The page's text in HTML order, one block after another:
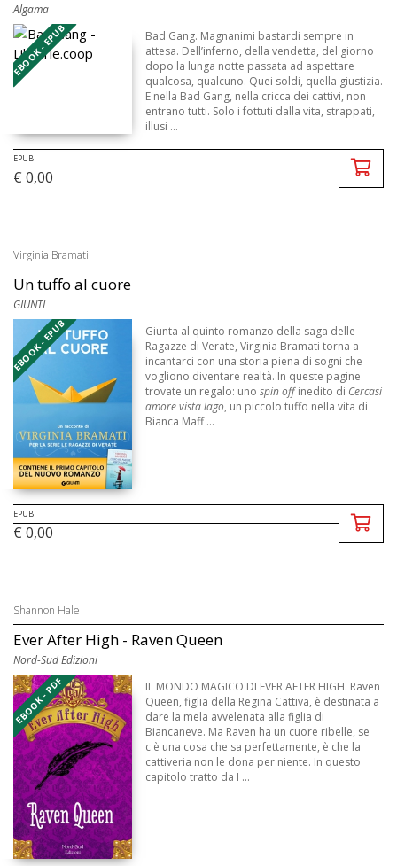
Algama
EBOOK - EPUB
Bad Gang. Magnanimi bastardi sempre in
attesa. Dell’inferno, della vendetta, del giorno
dopo la lunga notte passata ad aspettare
qualcosa, qualcuno. Quei soldi, quella giustizia.
E nella Bad Gang, nella cricca dei cattivi, non
entrano tutti. Solo i fottuti dalla vita, strappati,
illusi ...
EPUB
€ 0,00
Virginia Bramati
Un tuffo al cuore
GIUNTI
EBOOK - EPUB
Giunta al quinto romanzo della saga delle
Ragazze di Verate, Virginia Bramati torna a
incantarci con una storia piena di sogni che
vogliono diventare realtà. In queste pagine
trovate un regalo: unospin offinedito di Cercasi
amore vista lago, un piccolo tuffo nella vita di
Bianca Maff ...
EPUB
€ 0,00
Shannon Hale
Ever After High - Raven Queen
Nord-Sud Edizioni
EBOOK - PDF
IL MONDO MAGICO DI EVER AFTER HIGH. Raven
Queen, figlia della Regina Cattiva, è destinata a
dare la mela avvelenata alla figlia di
Biancaneve. Ma Raven ha un cuore ribelle, se
c'è una cosa che sa perfettamente, è che la
cattiveria non le dona per niente. In questo
capitolo tratto da I ...